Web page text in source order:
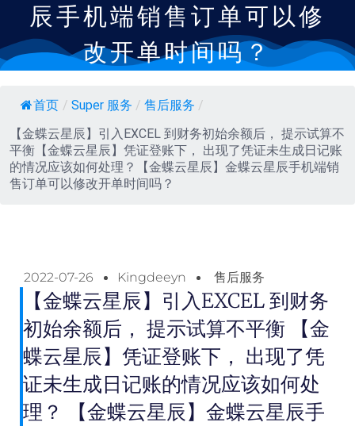
辰手机端销售订单可以修
改开单时间吗？
首页 / Super 服务 / 售后服务 /
【金蝶云星辰】引入EXCEL 到财务初始余额后， 提示试算不
平衡【金蝶云星辰】凭证登账下， 出现了凭证未生成日记账
的情况应该如何处理？【金蝶云星辰】金蝶云星辰手机端销
售订单可以修改开单时间吗？
2022-07-26 Kingdeeyn 售后服务
【金蝶云星辰】引入EXCEL 到财务
初始余额后， 提示试算不平衡 【金
蝶云星辰】凭证登账下， 出现了凭
证未生成日记账的情况应该如何处
理？ 【金蝶云星辰】金蝶云星辰手